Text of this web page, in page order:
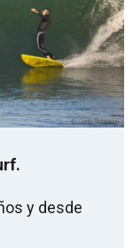
y desde